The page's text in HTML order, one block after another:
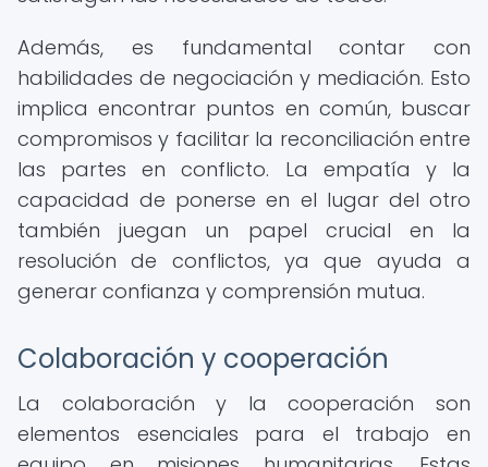
Además, es fundamental contar con
habilidades de negociación y mediación. Esto
implica encontrar puntos en común, buscar
compromisos y facilitar la reconciliación entre
las partes en conflicto. La empatía y la
capacidad de ponerse en el lugar del otro
también juegan un papel crucial en la
resolución de conflictos, ya que ayuda a
generar confianza y comprensión mutua.
Colaboración y cooperación
La colaboración y la cooperación son
elementos esenciales para el trabajo en